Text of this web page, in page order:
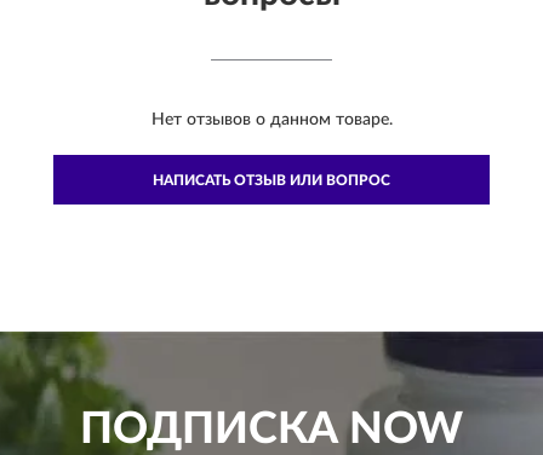
Нет отзывов о данном товаре.
НАПИСАТЬ ОТЗЫВ ИЛИ ВОПРОС
ПОДПИСКАNOW